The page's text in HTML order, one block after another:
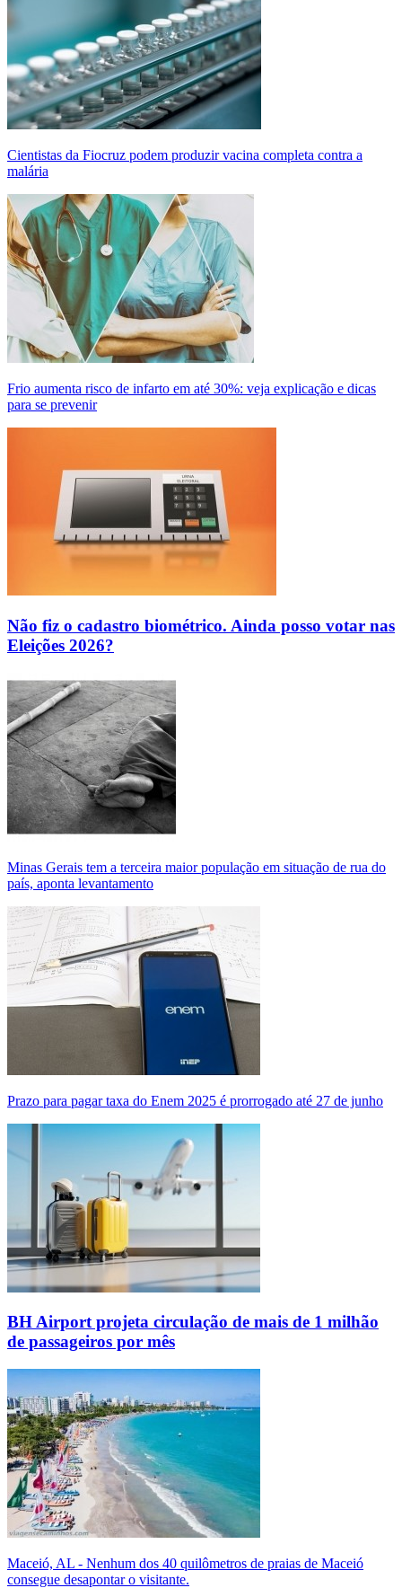
Cientistas da Fiocruz podem produzir vacina completa contra a
malária
Frio aumenta risco de infarto em até 30%: veja explicação e dicas
para se prevenir
Não fiz o cadastro biométrico. Ainda posso votar nas
Eleições 2026?
Minas Gerais tem a terceira maior população em situação de rua do
país, aponta levantamento
Prazo para pagar taxa do Enem 2025 é prorrogado até 27 de junho
BH Airport projeta circulação de mais de 1 milhão
de passageiros por mês
Maceió, AL - Nenhum dos 40 quilômetros de praias de Maceió
consegue desapontar o visitante.